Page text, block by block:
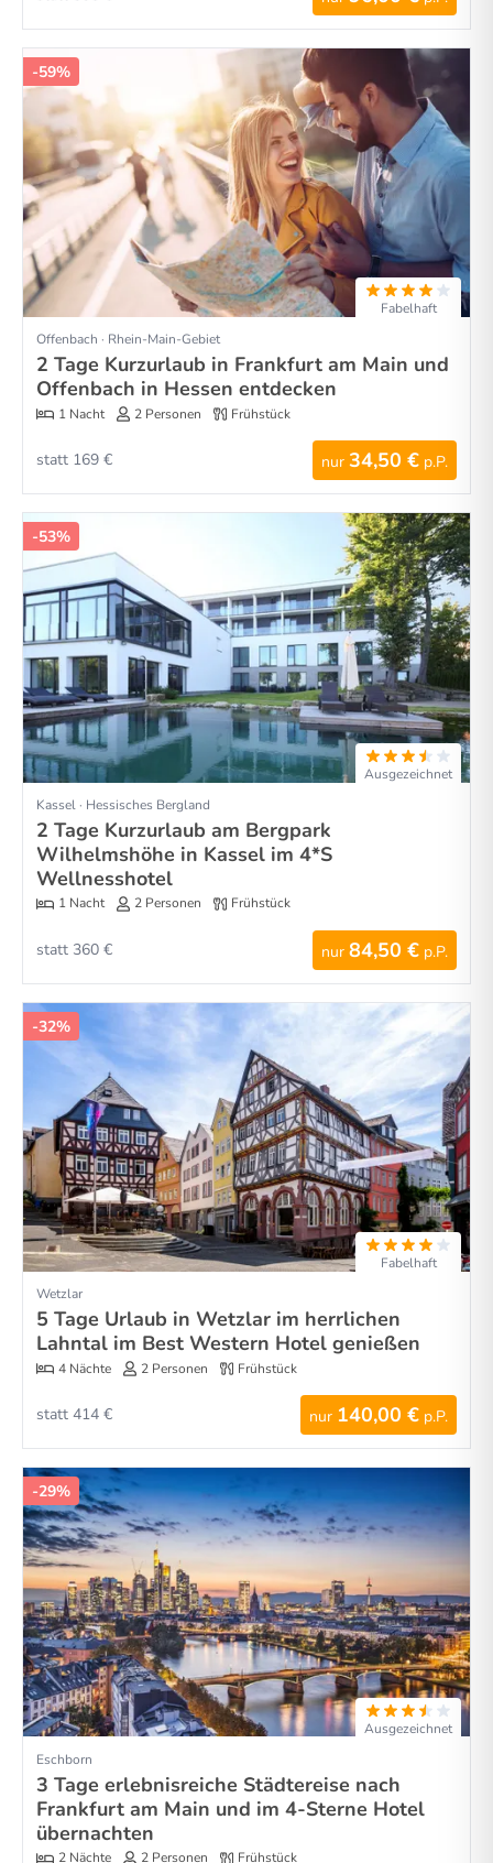
-59%
Fabelhaft
Offenbach · Rhein-Main-Gebiet
2 Tage Kurzurlaub in Frankfurt am Main und
Offenbach in Hessen entdecken
1 Nacht 2 Personen Frühstück
nur 34,50 € p.P.
statt 169 €
-53%
Ausgezeichnet
Kassel · Hessisches Bergland
2 Tage Kurzurlaub am Bergpark
Wilhelmshöhe in Kassel im 4*S
Wellnesshotel
1 Nacht 2 Personen Frühstück
nur 84,50 € p.P.
statt 360 €
-32%
Fabelhaft
Wetzlar
5 Tage Urlaub in Wetzlar im herrlichen
Lahntal im Best Western Hotel genießen
4 Nächte 2 Personen Frühstück
nur 140,00 € p.P.
statt 414 €
-29%
Ausgezeichnet
Eschborn
3 Tage erlebnisreiche Städtereise nach
Frankfurt am Main und im 4-Sterne Hotel
übernachten
2 Nächte 2 Personen Frühstück